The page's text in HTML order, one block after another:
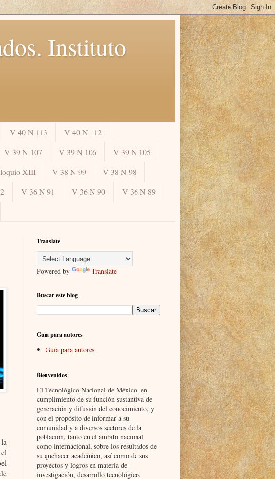
Instituto
V 40 N 113
V 40 N 112
V 39 N 107 V 39 N 106
V 39 N 105
XIII V 38 N 99
V 38 N 98
V 36 N 91 V 36 N 90
V 36 N 89
Translate
Powered by Translate
Buscar este blog
Guía para autores
Guía para autores
Bienvenidos
El Tecnológico Nacional de México, en
cumplimiento de su función sustantiva de
generación y difusión del conocimiento, y
con el propósito de informar a su
comunidad y a diversos sectores de la
población, tanto en el ámbito nacional
como internacional, sobre los resultados de
su quehacer académico, así como de sus
proyectos y logros en materia de
investigación, desarrollo tecnológico,